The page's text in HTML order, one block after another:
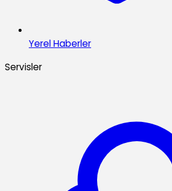
Yerel Haberler
Servisler